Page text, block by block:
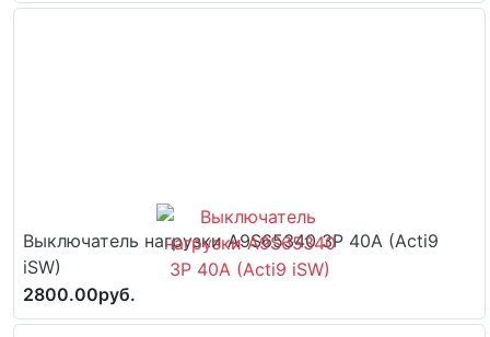
Выключатель нагрузки A9S65340 3P 40A (Acti9
iSW)
2800.00руб.